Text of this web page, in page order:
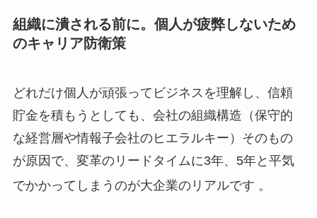
組織に潰される前に。個人が疲弊しないため
のキャリア防衛策
どれだけ個人が頑張ってビジネスを理解し、信頼
貯金を積もうとしても、会社の組織構造（保守的
な経営層や情報子会社のヒエラルキー）そのもの
が原因で、変革のリードタイムに3年、5年と平気
でかかってしまうのが大企業のリアルです 。